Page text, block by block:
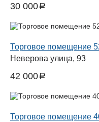
30 000a
Торговое помещение
Неверова улица, 93
42 000a
Торговое помещение